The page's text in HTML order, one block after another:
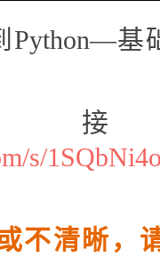
Python—
s/
不清晰，